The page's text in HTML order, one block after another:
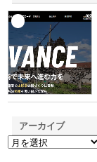
アーカイブ